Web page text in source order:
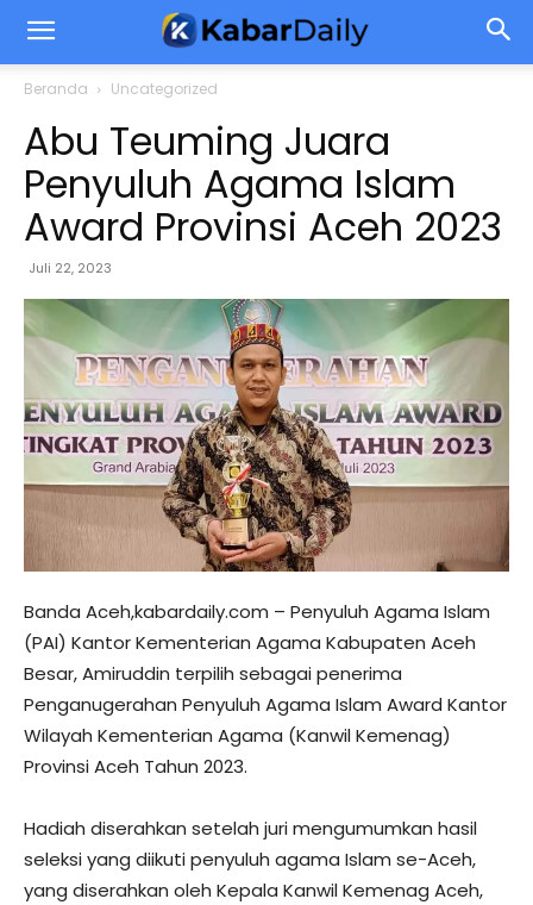
Beranda Uncategorized
Abu Teuming Juara
Penyuluh Agama Islam
Award Provinsi Aceh 2023
Juli 22, 2023
Banda Aceh,kabardaily.com – Penyuluh Agama Islam
(PAI) Kantor Kementerian Agama Kabupaten Aceh
Besar, Amiruddin terpilih sebagai penerima
Penganugerahan Penyuluh Agama Islam Award Kantor
Wilayah Kementerian Agama (Kanwil Kemenag)
Provinsi Aceh Tahun 2023.
Hadiah diserahkan setelah juri mengumumkan hasil
seleksi yang diikuti penyuluh agama Islam se-Aceh,
yang diserahkan oleh Kepala Kanwil Kemenag Aceh,